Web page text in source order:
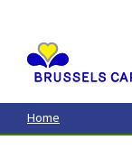
contenu
principal
Home